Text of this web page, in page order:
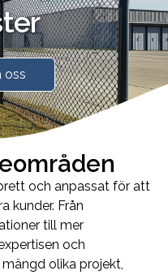
oss
och anpassat för att
kunder. Från
till mer
och
olika projekt,